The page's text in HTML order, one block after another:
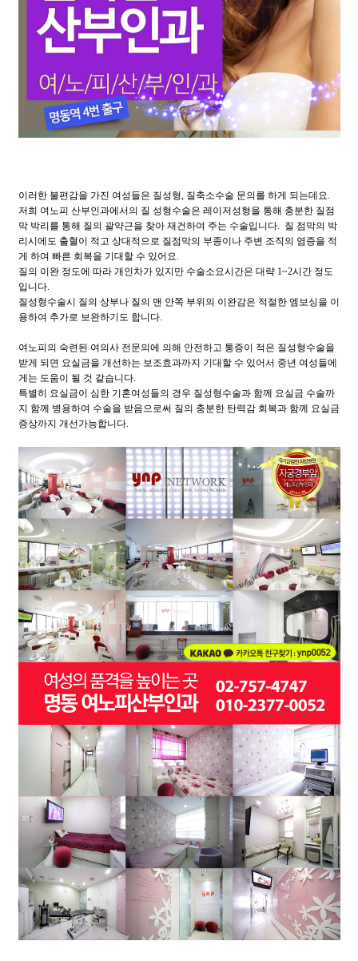
이러한 불편감을 가진 여성들은 질성형, 질축소수술 문의를 하게 되는데요.
저희 여노피 산부인과에서의 질 성형수술은 레이저성형을 통해 충분한 질점
막 박리를 통해 질의 괄약근을 찾아 재건하여 주는 수술입니다. 질 점막의 박
리시에도 출혈이 적고 상대적으로 질점막의 부종이나 주변 조직의 염증을 적
게 하여 빠른 회복을 기대할 수 있어요.
질의 이완 정도에 따라 개인차가 있지만 수술소요시간은 대략 1~2시간 정도
입니다.
질성형수술시 질의 상부나 질의 맨 안쪽 부위의 이완감은 적절한 엠보싱을 이
용하여 추가로 보완하기도 합니다.
여노피의 숙련된 여의사 전문의에 의해 안전하고 통증이 적은 질성형수술을
받게 되면 요실금을 개선하는 보조효과까지 기대할 수 있어서 중년 여성들에
게는 도움이 될 것 같습니다.
특별히 요실금이 심한 기혼여성들의 경우 질성형수술과 함께 요실금 수술까
지 함께 병용하여 수술을 받음으로써 질의 충분한 탄력감 회복과 함께 요실금
증상까지 개선가능합니다.